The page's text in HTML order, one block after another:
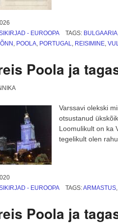
- EUROOPA TAGS: BULGAARIA
ÕNN , POOLA, PORTUGAL, REISIMINE,
Poola ja
Varssavi olekski
otsustanud
Loomulikult on ka
tegelikult olen
- EUROOPA TAGS:ARMASTUS,
Poola ja